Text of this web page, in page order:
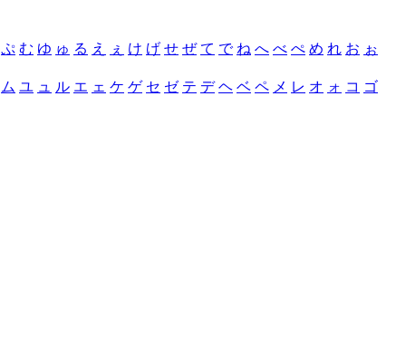
ぷ む ゆ ゅ る え ぇ け げ せ ぜ て で ね へ べ ぺ め れ お ぉ
ム ユ ュ ル エ ェ ケ ゲ セ ゼ テ デ ヘ ベ ペ メ レ オ ォ コ ゴ